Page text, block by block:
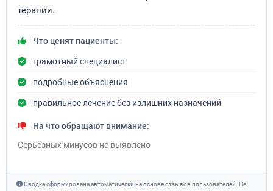
терапии.
Что ценят пациенты:
грамотный специалист
подробные объяснения
правильное лечение без излишних назначений
На что обращают внимание:
Серьёзных минусов не выявлено
Сводка сформирована автоматически на основе отзывов пользователей. Не